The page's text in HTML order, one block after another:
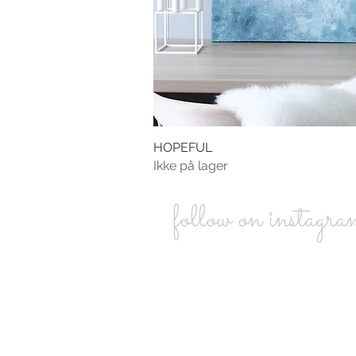
HOPEFUL
Ikke på lager
follow on